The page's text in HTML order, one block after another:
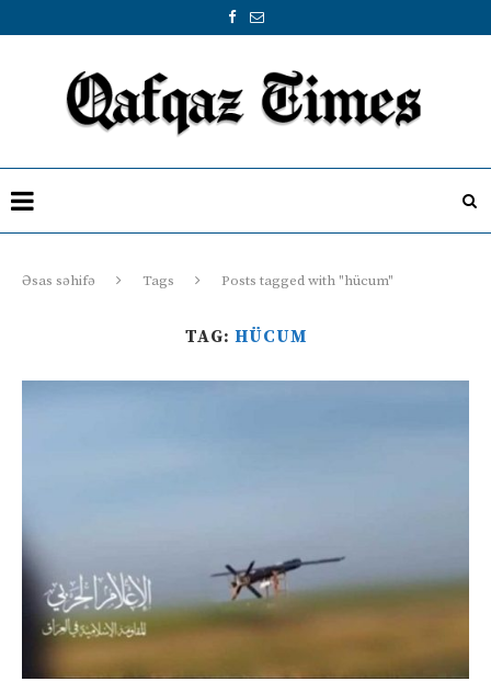
Əsas səhifə Tags Posts tagged with "hücum"
TAG: HÜCUM